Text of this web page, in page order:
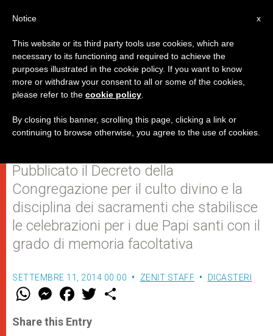
Giovanni XXIII e Giovanni Paolo II:
le feste liturgiche l'11 e il 22
ottobre
Pubblicato il Decreto della
Congregazione per il culto divino e la
disciplina dei sacramenti che stabilisce
le celebrazioni per i due Papi santi con il
grado di memoria facoltativa
SETTEMBRE 11, 2014 00:00 ZENIT STAFF DICASTERI
W
t
s
M
e
s
e
F
a
e
b
w
Share this Entry
x
Notice
This website or its third party tools use cookies, which are
necessary to its functioning and required to achieve the
purposes illustrated in the cookie policy. If you want to know
more or withdraw your consent to all or some of the cookies,
please refer to the cookie policy
By closing this banner, scrolling this page, clicking a link or
continuing to browse otherwise, you agree to the use of cookies.